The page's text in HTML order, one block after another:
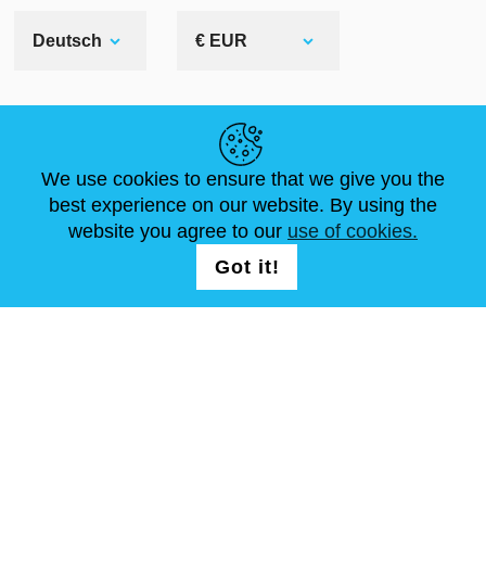
Deutsch € EUR
NEUIGKEITEN
ARTIKEL
ABOUT US
FAQ
STANDARDGRÖSSEN
SCHREIB UNS
We use cookies to ensure that we give you the
best experience on our website. By using the
website you agree to our use of cookies.
Got it!